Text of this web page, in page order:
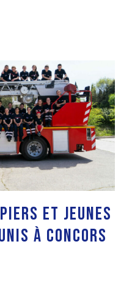
ET JEUNES
À CONCORS